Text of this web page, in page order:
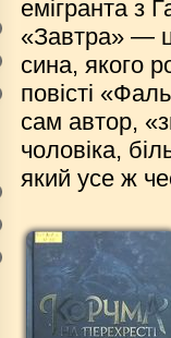
емігранта з
«Завтра» —
сина, якого
повісті
сам автор,
чоловіка,
який усе ж